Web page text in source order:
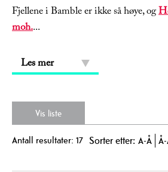
Fjellene i Bamble er ikke så høye, og
moh....
Les mer
Vis liste
Antall resultater: 17 Sorter etter: A-Å